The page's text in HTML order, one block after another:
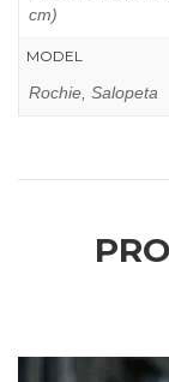
cm)
MODEL
Rochie, Salopeta